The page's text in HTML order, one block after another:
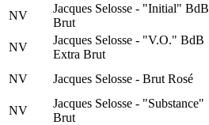
NV
Jacques Selosse - "Initial" BdB
Brut
NV
Jacques Selosse - "V.O." BdB
Extra Brut
NV
Jacques Selosse - Brut Rosé
NV
Jacques Selosse - "Substance"
Brut